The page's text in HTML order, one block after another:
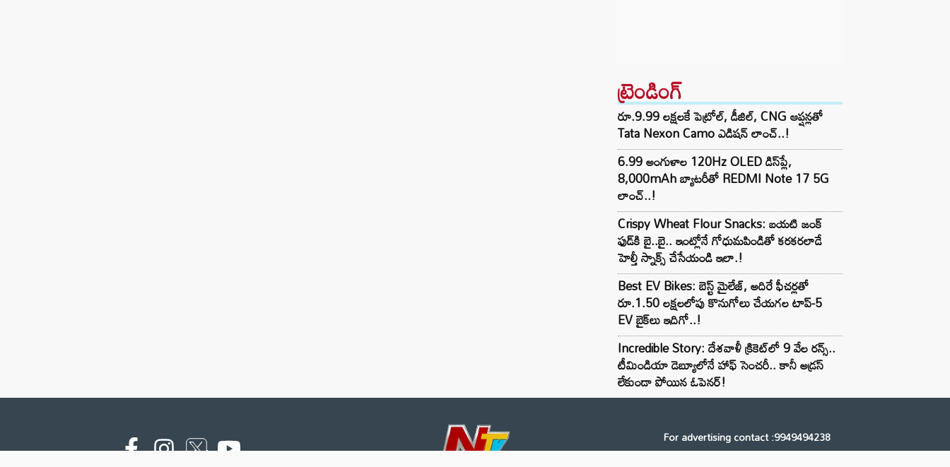
ట్రెండింగ్‌
రూ.9.99 లక్షలకే పెట్రోల్, డీజిల్, CNG ఆప్షన్లతో
Tata Nexon Camo ఎడిషన్ లాంచ్..!
6.99 అంగుళాల 120Hz OLED డిస్‌ప్లే,
8,000mAh బ్యాటరీతో REDMI Note 17 5G
లాంచ్..!
Crispy Wheat Flour Snacks: బయటి జంక్
ఫుడ్‌కి బై..బై.. ఇంట్లోనే గోధుమపిండితో కరకరలాడే
హెల్తీ స్నాక్స్ చేసేయండి ఇలా.!
Best EV Bikes: బెస్ట్ మైలేజ్, అదిరే ఫీచర్లతో
రూ.1.50 లక్షలలోపు కొనుగోలు చేయగల టాప్-5
EV బైక్‌లు ఇదిగో..!
Incredible Story: దేశవాళీ క్రికెట్‌లో 9 వేల రన్స్..
టీమిండియా డెబ్యూలోనే హాఫ్ సెంచరీ.. కానీ అడ్రస్
లేకుండా పోయిన ఓపెనర్!
For advertising contact :9949494238
Email: digital@ntvnetwork.com